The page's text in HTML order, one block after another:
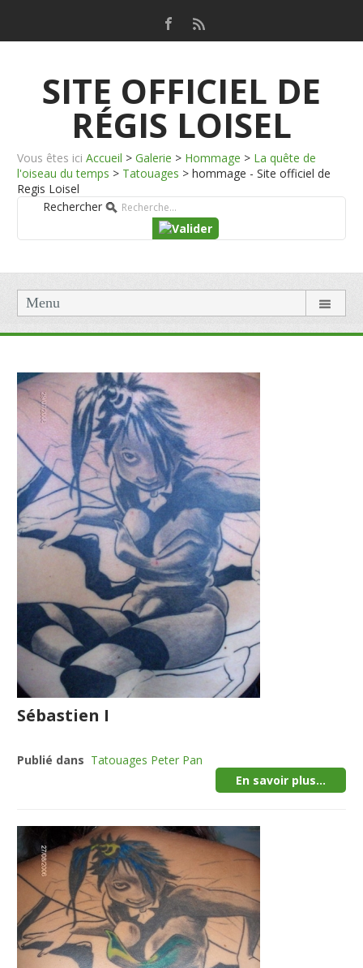
SITE OFFICIEL DE
RÉGIS LOISEL
Vous êtes ici Accueil > Galerie > Hommage > La quête de
l'oiseau du temps > Tatouages > hommage - Site officiel de
Regis Loisel
Rechercher
Menu
Sébastien I
Publié dans Tatouages Peter Pan
En savoir plus...